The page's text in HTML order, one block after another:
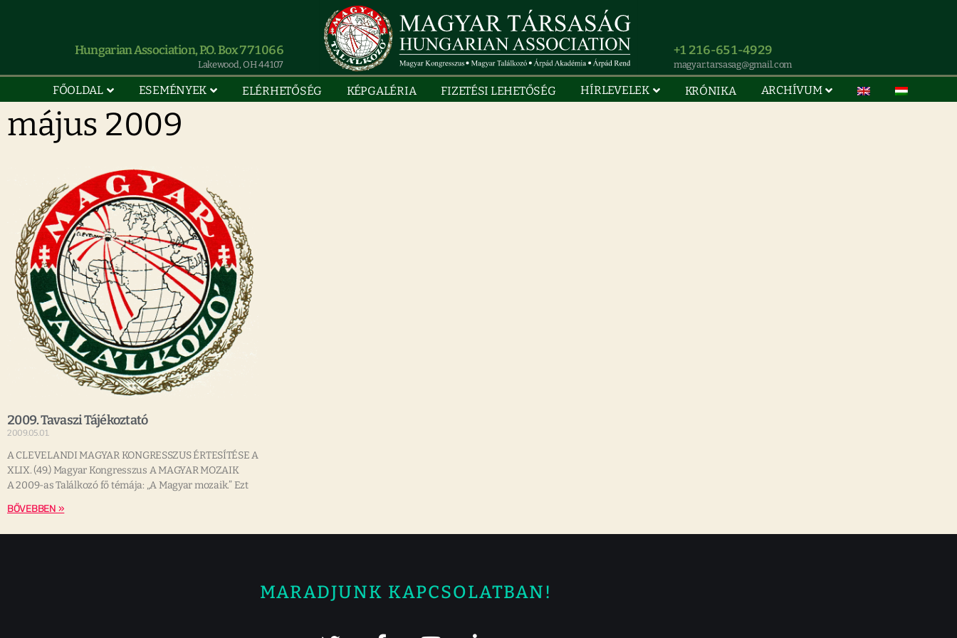
Hungarian Association, P.O. Box 771066
Lakewood, OH 44107
+1 216-651-4929
magyar.tarsasag@gmail.com
FŐOLDAL ESEMÉNYEK ELÉRHETŐSÉG KÉPGALÉRIA FIZETÉSI LEHETŐSÉG HÍRLEVELEK KRÓNIKA ARCHÍVUM
május 2009
2009. Tavaszi Tájékoztató
2009.05.01.
A CLEVELANDI MAGYAR KONGRESSZUS ÉRTESÍTÉSE A
XLIX. (49.) Magyar Kongresszus A MAGYAR MOZAIK
A 2009-as Találkozó fő témája: „A Magyar mozaik.” Ezt
BŐVEBBEN »
MARADJUNK KAPCSOLATBAN!